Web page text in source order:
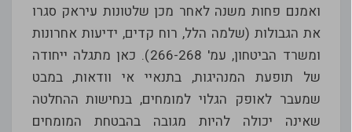
ואמנם פחות משנה לאחר מכן שלטונות עיראק סגרו
את הגבולות (שלמה הלל, רוח קדים, ידיעות אחרונות
ומשרד הביטחון, עמ' 266-268). כאן מתגלה ייחודה
של תופעת המנהיגות, בתנאיי אי וודאות, במבט
שמעבר לאופק הגלוי למומחים, בנחישות ההחלטה
שאינה יכולה להיות מגובה בהבטחת המומחים